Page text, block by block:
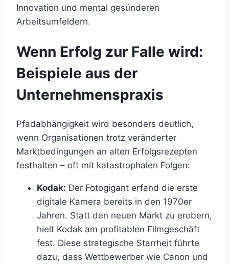
Innovation und mental gesünderen
Arbeitsumfeldern.
Wenn Erfolg zur Falle wird:
Beispiele aus der
Unternehmenspraxis
Pfadabhängigkeit wird besonders deutlich,
wenn Organisationen trotz veränderter
Marktbedingungen an alten Erfolgsrezepten
festhalten – oft mit katastrophalen Folgen:
Kodak: Der Fotogigant erfand die erste
digitale Kamera bereits in den 1970er
Jahren. Statt den neuen Markt zu erobern,
hielt Kodak am profitablen Filmgeschäft
fest. Diese strategische Starrheit führte
dazu, dass Wettbewerber wie Canon und